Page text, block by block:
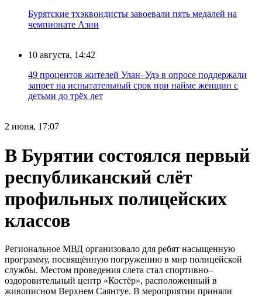
Бурятские тхэквондисты завоевали пять медалей на
чемпионате Азии
10 августа, 14:42
49 процентов жителей Улан–Удэ в опросе поддержали
запрет на испытательный срок при найме женщин с
детьми до трёх лет
2 июня, 17:07
В Бурятии состоялся первый
республиканский слёт
профильных полицейских
классов
Региональное МВД организовало для ребят насыщенную
программу, посвящённую погружению в мир полицейской
службы. Местом проведения слета стал спортивно–
оздоровительный центр «Костёр», расположенный в
живописном Верхнем Саянтуе. В мероприятии приняли